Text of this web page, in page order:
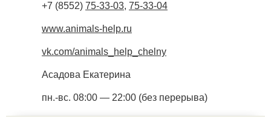
+7 (8552) 75-33-03, 75-33-04
www.animals-help.ru
vk.com/animals_help_chelny
Асадова Екатерина
пн.-вс. 08:00 — 22:00 (без перерыва)